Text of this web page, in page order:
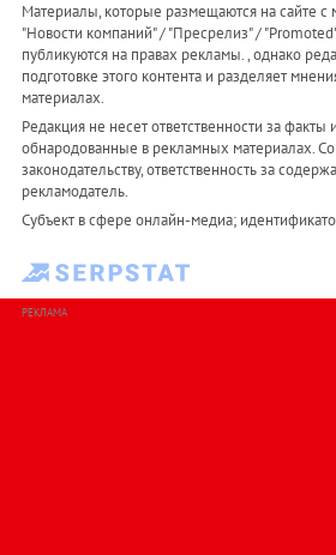
Материалы, которые размещаются на сайте с
"Новости компаний" / "Пресрелиз" /
публикуются на правах рекламы. , однако
подготовке этого контента и разделяет
материалах.
Редакция не несет ответственности за
обнародованные в рекламных материалах.
законодательству, ответственность за
рекламодатель.
Субъект в сфере онлайн-медиа;
РЕКЛАМА